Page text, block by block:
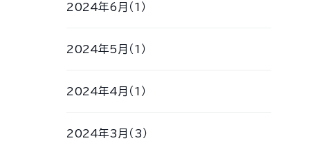
2024年6月（1）
2024年5月（1）
2024年4月（1）
2024年3月（3）